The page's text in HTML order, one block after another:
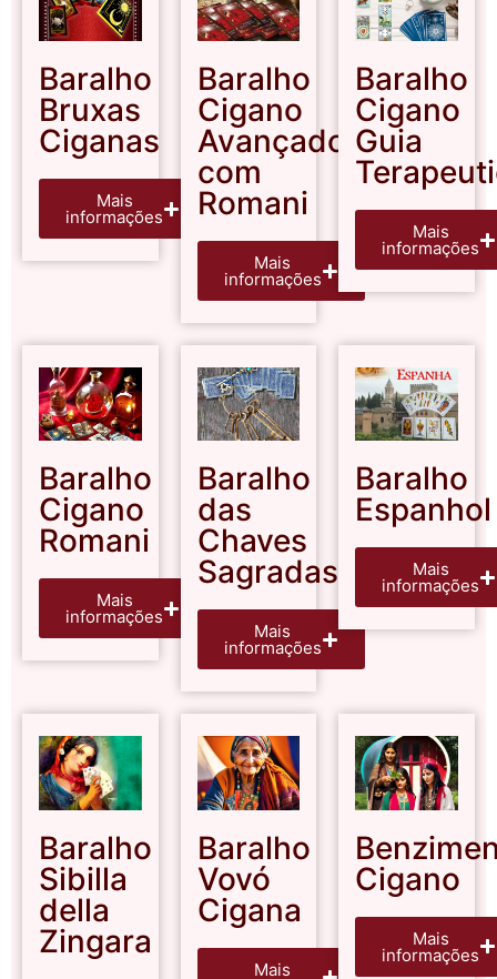
Baralho
Bruxas
Ciganas
Mais
informações
Baralho
Cigano
Avançado
com
Romani
Mais
informações
Baralho
Cigano
Guia
Mais
informações
Baralho
Cigano
Romani
Mais
informações
Baralho
das
Chaves
Sagradas
Mais
informações
Baralho
Espanhol
Mais
informações
Baralho
Sibilla
della
Zingara
Baralho
Vovó
Cigana
Mais
Cigano
Mais
informações